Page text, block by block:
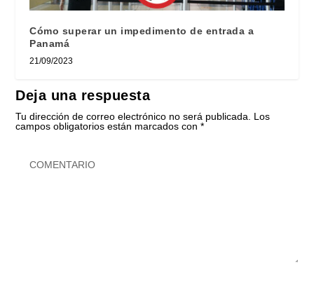
Cómo superar un impedimento de entrada a
Panamá
21/09/2023
Deja una respuesta
Tu dirección de correo electrónico no será publicada.
Los
campos obligatorios están marcados con*